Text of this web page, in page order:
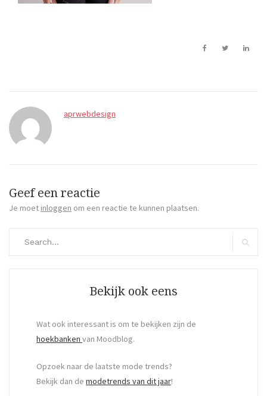
aprwebdesign
Geef een reactie
Je moet inloggen om een reactie te kunnen plaatsen.
Bekijk ook eens
Wat ook interessant is om te bekijken zijn de
hoekbanken van Moodblog.
Opzoek naar de laatste mode trends?
Bekijk dan de modetrends van dit jaar!